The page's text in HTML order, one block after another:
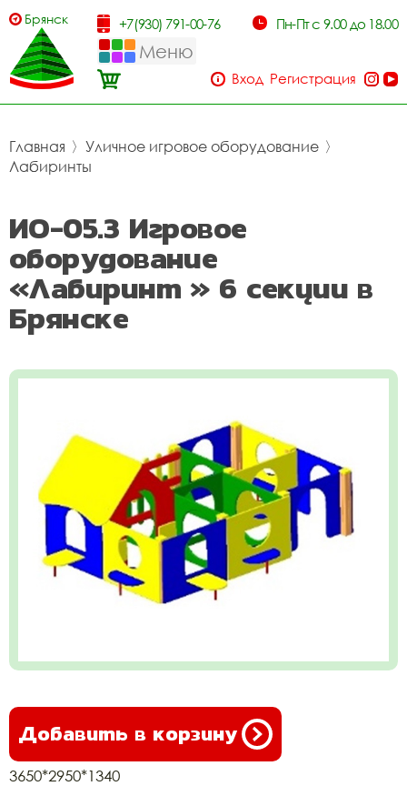
Брянск +7(930) 791-00-76 Пн-Пт с 9.00 до 18.00
Меню
Вход Регистрация
Главная 〉 Уличное игровое оборудование 〉
Лабиринты
ИО-05.3 Игровое
оборудование
«Лабиринт » 6 секции в
Брянске
Добавить в корзину
3650*2950*1340